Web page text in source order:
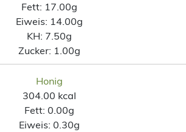
Fett: 17.00g
Eiweis: 14.00g
KH: 7.50g
Zucker: 1.00g
Honig
304.00 kcal
Fett: 0.00g
Eiweis: 0.30g